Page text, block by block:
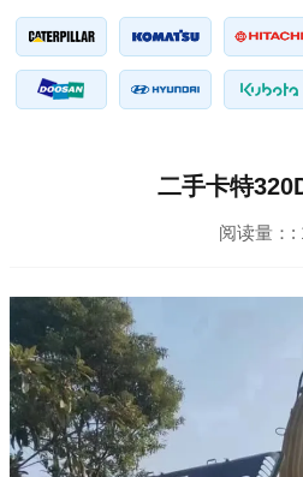
二手卡特
阅读量：: